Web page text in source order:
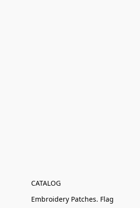
CATALOG
Embroidery Patches. Flag